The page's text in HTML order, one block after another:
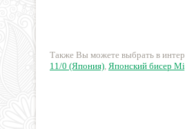
Также Вы можете выбрать в
11/0 (Япония), Японский бисер